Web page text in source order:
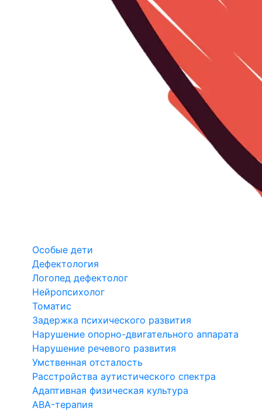
Особые дети
Дефектология
Логопед дефектолог
Нейропсихолог
Томатис
Задержка психического развития
Нарушение опорно-двигательного аппарата
Нарушение речевого развития
Умственная отсталость
Расстройства аутистического спектра
Адаптивная физическая культура
ABA-терапия